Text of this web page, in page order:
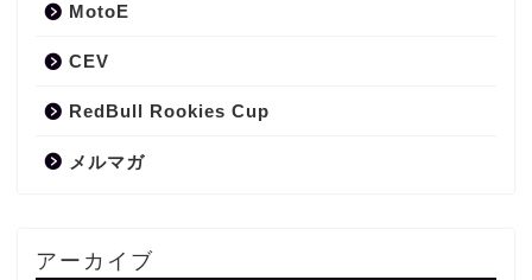
MotoE
CEV
RedBull Rookies Cup
メルマガ
アーカイブ